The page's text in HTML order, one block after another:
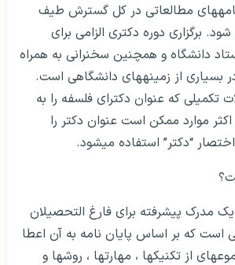
مطالعاتی در کل گسترش طیف
برگزاری دوره دکتری الزامی برای
دانشگاه و همچنین سخنرانی به همراه
بسیاری از زمینه­های دانشگاهی است.
تکمیلی که عنوان دکترای فلسفه را به
موارد ممکن است عنوان دکتر را
“دکتر” استفاده می­شود.
مدرک پیشرفته برای فارغ التحصیلان
است که بر اساس پایان نامه به آن اعطا
از تکنیک­ها ، مهارت­ها ، روش­ها و